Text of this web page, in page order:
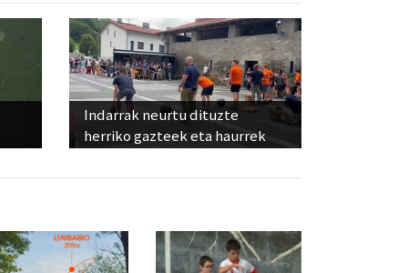
Indarrak neurtu dituzte
herriko gazteek eta haurrek